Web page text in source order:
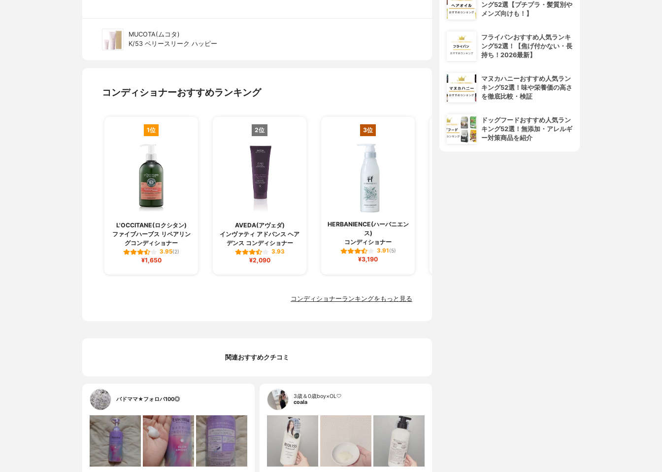
MUCOTA(ムコタ)
K/53 ベリースリーク ハッピー
コンディショナーおすすめランキング
1位
L'OCCITANE(ロクシタン)
ファイブハーブス リペアリン
グコンディショナー
3.95(2)
¥1,650
2位
AVEDA(アヴェダ)
インヴァティ アドバンス ヘア
デンス コンディショナー
3.93
¥2,090
3位
HERBANIENCE(ハーバニエン
ス)
コンディショナー
3.91(5)
¥3,190
4位
コンディショナーランキングをもっと見る
関連おすすめクチコミ
バドママ★フォロバ100◎
3歳＆0歳boy×OL🤍
coala
ング52選【プチプラ・髪質別や
メンズ向けも！】
フライパンおすすめ人気ランキ
ング52選！【焦げ付かない・長
持ち！2026最新】
マヌカハニーおすすめ人気ラン
キング52選！味や栄養価の高さ
を徹底比較・検証
ドッグフードおすすめ人気ラン
キング52選！無添加・アレルギ
ー対策商品を紹介